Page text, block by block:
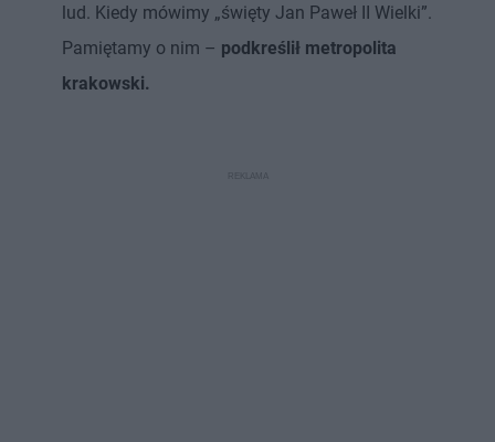
lud. Kiedy mówimy „święty Jan Paweł II Wielki”.
Pamiętamy o nim – podkreślił metropolita
krakowski.